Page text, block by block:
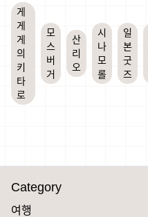
게
게
게
의
키
타
로
모
스
버
거
산
리
오
시
나
모
롤
일
본
굿
즈
Category
여행